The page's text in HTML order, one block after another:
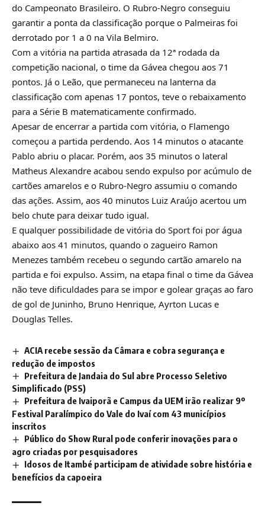
do Campeonato Brasileiro. O Rubro-Negro conseguiu
garantir a ponta da classificação porque o Palmeiras foi
derrotado por 1 a 0 na Vila Belmiro.
Com a vitória na partida atrasada da 12ª rodada da
competição nacional, o time da Gávea chegou aos 71
pontos. Já o Leão, que permaneceu na lanterna da
classificação com apenas 17 pontos, teve o rebaixamento
para a Série B matematicamente confirmado.
Apesar de encerrar a partida com vitória, o Flamengo
começou a partida perdendo. Aos 14 minutos o atacante
Pablo abriu o placar. Porém, aos 35 minutos o lateral
Matheus Alexandre acabou sendo expulso por acúmulo de
cartões amarelos e o Rubro-Negro assumiu o comando
das ações. Assim, aos 40 minutos Luiz Araújo acertou um
belo chute para deixar tudo igual.
E qualquer possibilidade de vitória do Sport foi por água
abaixo aos 41 minutos, quando o zagueiro Ramon
Menezes também recebeu o segundo cartão amarelo na
partida e foi expulso. Assim, na etapa final o time da Gávea
não teve dificuldades para se impor e golear graças ao faro
de gol de Juninho, Bruno Henrique, Ayrton Lucas e
Douglas Telles.
ACIA recebe sessão da Câmara e cobra segurança e
redução de impostos
Prefeitura de Jandaia do Sul abre Processo Seletivo
Simplificado (PSS)
Prefeitura de Ivaiporã e Campus da UEM irão realizar 9º
Festival Paralímpico do Vale do Ivaí com 43 municípios
inscritos
Público do Show Rural pode conferir inovações para o
agro criadas por pesquisadores
Idosos de Itambé participam de atividade sobre história e
benefícios da capoeira